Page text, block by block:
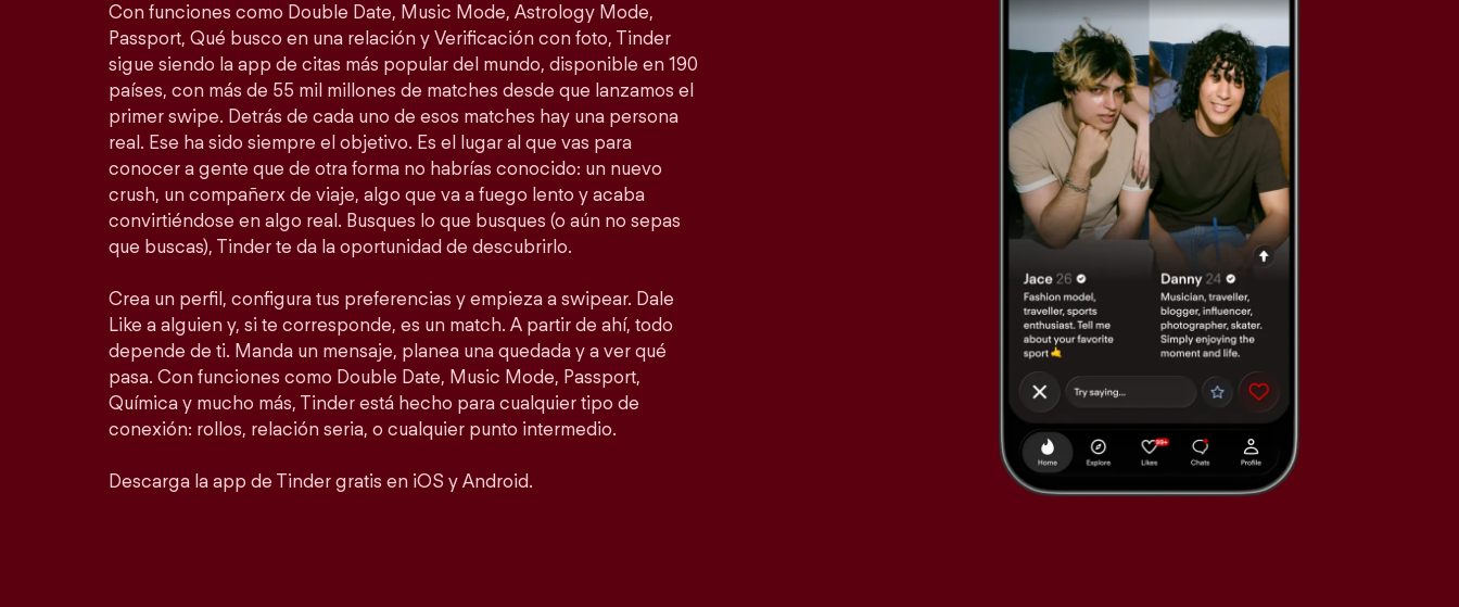
Con funciones como Double Date, Music Mode, Astrology Mode,
Passport, Qué busco en una relación y Verificación con foto, Tinder
sigue siendo la app de citas más popular del mundo, disponible en 190
países, con más de 55 mil millones de matches desde que lanzamos el
primer swipe. Detrás de cada uno de esos matches hay una persona
real. Ese ha sido siempre el objetivo. Es el lugar al que vas para
conocer a gente que de otra forma no habrías conocido: un nuevo
crush, un compañerx de viaje, algo que va a fuego lento y acaba
convirtiéndose en algo real. Busques lo que busques (o aún no sepas
que buscas), Tinder te da la oportunidad de descubrirlo.
Crea un perfil, configura tus preferencias y empieza a swipear. Dale
Like a alguien y, si te corresponde, es un match. A partir de ahí, todo
depende de ti. Manda un mensaje, planea una quedada y a ver qué
pasa. Con funciones como Double Date, Music Mode, Passport,
Química y mucho más, Tinder está hecho para cualquier tipo de
conexión: rollos, relación seria, o cualquier punto intermedio.
Descarga la app de Tinder gratis en iOS y Android.